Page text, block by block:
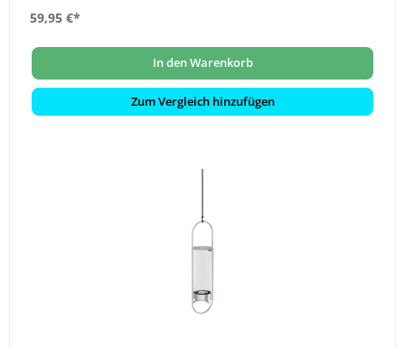
59,95 €*
In den Warenkorb
Zum Vergleich hinzufügen